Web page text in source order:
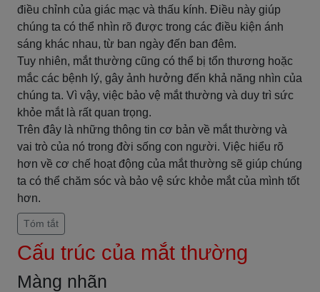
điều chỉnh của giác mạc và thấu kính. Điều này giúp
chúng ta có thể nhìn rõ được trong các điều kiện ánh
sáng khác nhau, từ ban ngày đến ban đêm.
Tuy nhiên, mắt thường cũng có thể bị tổn thương hoặc
mắc các bệnh lý, gây ảnh hưởng đến khả năng nhìn của
chúng ta. Vì vậy, việc bảo vệ mắt thường và duy trì sức
khỏe mắt là rất quan trọng.
Trên đây là những thông tin cơ bản về mắt thường và
vai trò của nó trong đời sống con người. Việc hiểu rõ
hơn về cơ chế hoạt động của mắt thường sẽ giúp chúng
ta có thể chăm sóc và bảo vệ sức khỏe mắt của mình tốt
hơn.
Tóm tắt
Cấu trúc của mắt thường
Màng nhãn